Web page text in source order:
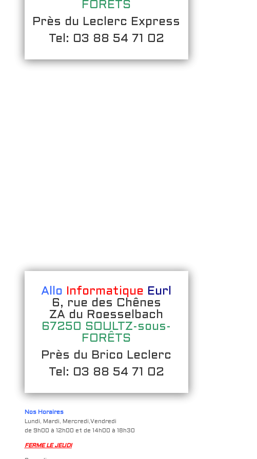
FORÊTS
Près du Leclerc Express
Tel: 03 88 54 71 02
Allo Informatique Eurl
6, rue des Chênes
ZA du Roesselbach
67250 SOULTZ-sous-
FORÊTS
Près du Brico Leclerc
Tel: 03 88 54 71 02
Nos Horaires
Lundi, Mardi, Mercredi,Vendredi
de 9h00 à 12h00 et de 14h00 à 18h30
FERME LE JEUDI